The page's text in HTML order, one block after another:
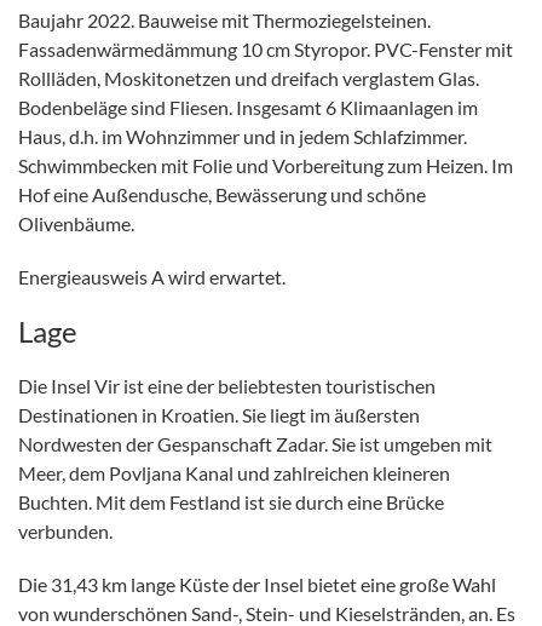
Baujahr 2022. Bauweise mit Thermoziegelsteinen.
Fassadenwärmedämmung 10 cm Styropor. PVC-Fenster mit
Rollläden, Moskitonetzen und dreifach verglastem Glas.
Bodenbeläge sind Fliesen. Insgesamt 6 Klimaanlagen im
Haus, d.h. im Wohnzimmer und in jedem Schlafzimmer.
Schwimmbecken mit Folie und Vorbereitung zum Heizen. Im
Hof ​​eine Außendusche, Bewässerung und schöne
Olivenbäume.
Energieausweis A wird erwartet.
Lage
Die Insel Vir ist eine der beliebtesten touristischen
Destinationen in Kroatien. Sie liegt im äußersten
Nordwesten der Gespanschaft Zadar. Sie ist umgeben mit
Meer, dem Povljana Kanal und zahlreichen kleineren
Buchten. Mit dem Festland ist sie durch eine Brücke
verbunden.
Die 31,43 km lange Küste der Insel bietet eine große Wahl
von wunderschönen Sand-, Stein- und Kieselstränden, an. Es